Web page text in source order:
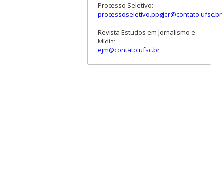
Processo Seletivo:
processoseletivo.ppgjor@contato.ufsc.br
Revista Estudos em Jornalismo e
Mídia:
ejm@contato.ufsc.br